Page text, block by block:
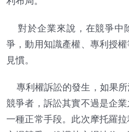
對於企業來說，在競爭中
爭，動用知識產權、專利授
見慣。
專利權訴訟的發生，如果所
競爭者，訴訟其實不過是企
一種正常手段。此次摩托羅